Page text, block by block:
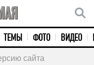
ТЕМЫ ФОТО ВИДЕО
сайта